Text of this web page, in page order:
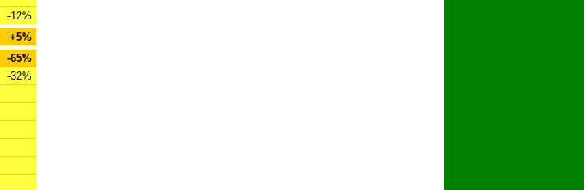
-12%
+5%
-65%
-32%